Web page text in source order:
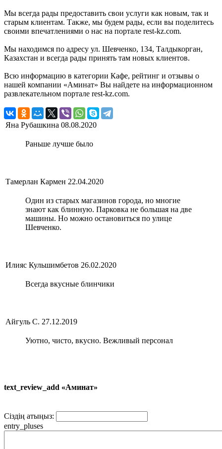
Мы всегда рады предоставить свои услуги как новым, так и
старым клиентам. Также, мы будем рады, если вы поделитесь
своими впечатлениями о нас на портале rest-kz.com.
Мы находимся по адресу ул. Шевченко, 134, Талдыкорган,
Казахстан и всегда рады принять там новых клиентов.
Всю информацию в категории Кафе, рейтинг и отзывы о
нашей компании «Аминат» Вы найдете на информационном
развлекательном портале rest-kz.com.
Яна Рубашкина 08.08.2020
Раньше лучше было
Тамерлан Кармен 22.04.2020
Один из старых магазинов города, но многие
знают как блинную. Парковка не большая на две
машины. Но можно остановиться по улице
Шевченко.
Илияс Кульшимбетов 26.02.2020
Всегда вкусные блинчики
Айгуль С. 27.12.2019
Уютно, чисто, вкусно. Вежливый персонал
text_review_add «Аминат»
Сіздің атыңыз:
entry_pluses